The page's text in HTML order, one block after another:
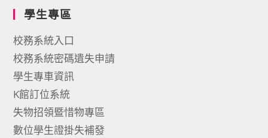
學生專區
校務系統入口
校務系統密碼遺失申請
學生專車資訊
K館訂位系統
失物招領暨惜物專區
數位學生證掛失補發